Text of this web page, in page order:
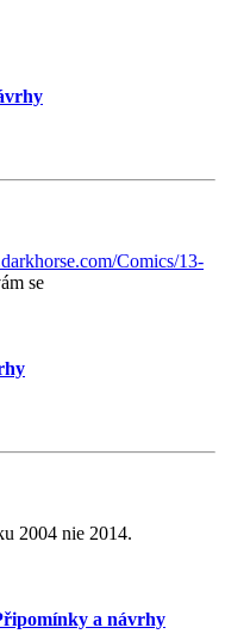
Comics/13-
se
2004 nie 2014.
a návrhy